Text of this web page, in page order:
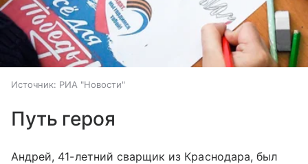
Источник: РИА "Новости"
Путь героя
Андрей, 41-летний сварщик из Краснодара, был